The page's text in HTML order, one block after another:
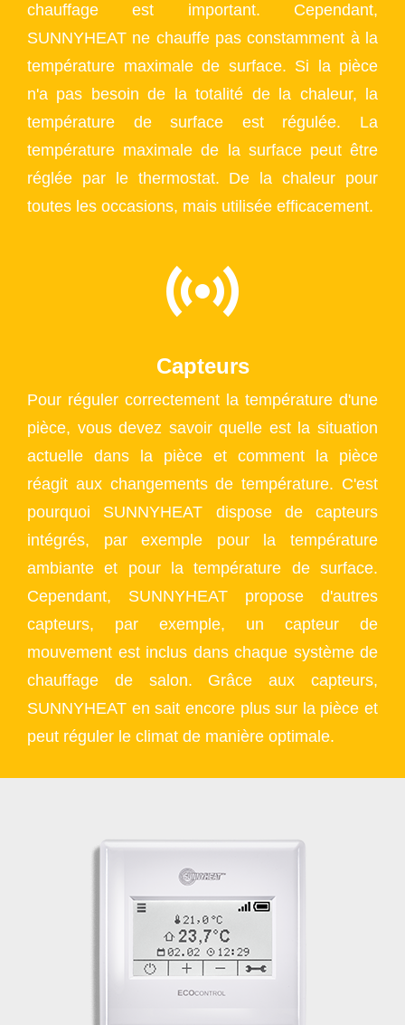
chauffage est important. Cependant,
SUNNYHEAT ne chauffe pas constamment à la
température maximale de surface. Si la pièce
n'a pas besoin de la totalité de la chaleur, la
température de surface est régulée. La
température maximale de la surface peut être
réglée par le thermostat. De la chaleur pour
toutes les occasions, mais utilisée efficacement.
Capteurs
Pour réguler correctement la température d'une
pièce, vous devez savoir quelle est la situation
actuelle dans la pièce et comment la pièce
réagit aux changements de température. C'est
pourquoi SUNNYHEAT dispose de capteurs
intégrés, par exemple pour la température
ambiante et pour la température de surface.
Cependant, SUNNYHEAT propose d'autres
capteurs, par exemple, un capteur de
mouvement est inclus dans chaque système de
chauffage de salon. Grâce aux capteurs,
SUNNYHEAT en sait encore plus sur la pièce et
peut réguler le climat de manière optimale.